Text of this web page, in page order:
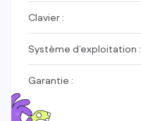
Clavier :
Système d’exploitation :
Garantie :